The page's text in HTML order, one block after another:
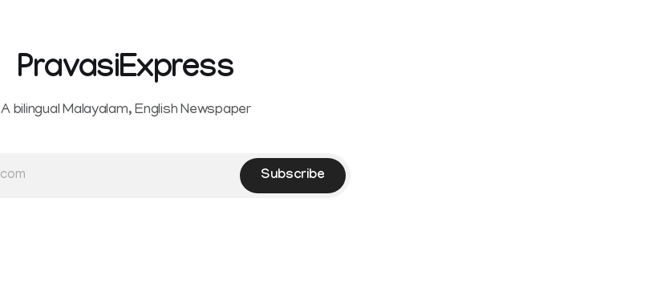
PravasiExpress
A bilingual Malayalam, English Newspaper
Subscribe